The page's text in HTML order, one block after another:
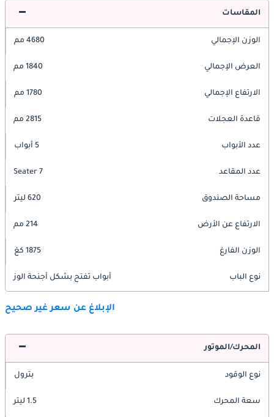
المقاسات
الوزن الإجمالي 4680 مم
العرض الإجمالي 1840 مم
الارتفاع الإجمالي 1780 مم
قاعدة العجلات 2815 مم
عدد الأبواب 5 أبواب
عدد المقاعد 7 Seater
مساحة الصندوق 620 ليتر
الارتفاع عن الأرض 214 مم
الوزن الفارغ 1875 كغ
نوع الباب أبواب تفتح بشكل أجنحة الوز
الإبلاغ عن سعر غير صحيح
المحرك/الموتور
نوع الوقود بترول
سعة المحرك 1.5 ليتر